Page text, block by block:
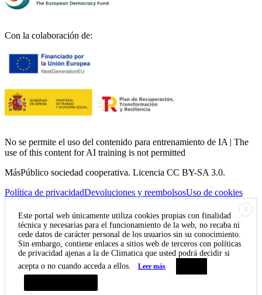
Con la colaboración de:
No se permite el uso del contenido para entrenamiento de IA | The
use of this content for AI training is not permitted
MásPúblico sociedad cooperativa. Licencia CC BY-SA 3.0.
Política de privacidadDevoluciones y reembolsosUso de cookies
X
Este portal web únicamente utiliza cookies propias con finalidad
técnica y necesarias para el funcionamiento de la web, no recaba ni
cede datos de carácter personal de los usuarios sin su conocimiento.
Sin embargo, contiene enlaces a sitios web de terceros con políticas
de privacidad ajenas a la de Climatica que usted podrá decidir si
acepta o no cuando acceda a ellos.
Leer más